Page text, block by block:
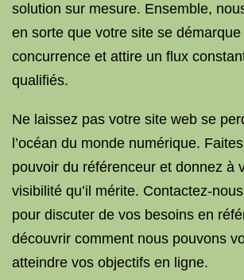
solution sur mesure. Ensemble,
en sorte que votre site se
concurrence et attire un flux
qualifiés.
Ne laissez pas votre site web se
l’océan du monde numérique.
pouvoir du référenceur et donnez à
visibilité qu’il mérite. Contactez-
pour discuter de vos besoins en
découvrir comment nous pouvons
atteindre vos objectifs en ligne.